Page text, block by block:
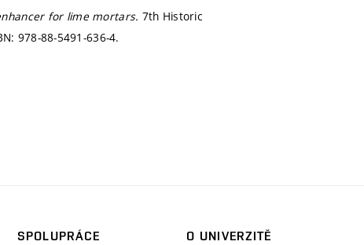
for lime mortars. 7th Historic
978-88-5491-636-4.
SPOLUPRÁCE
O UNIVERZITĚ